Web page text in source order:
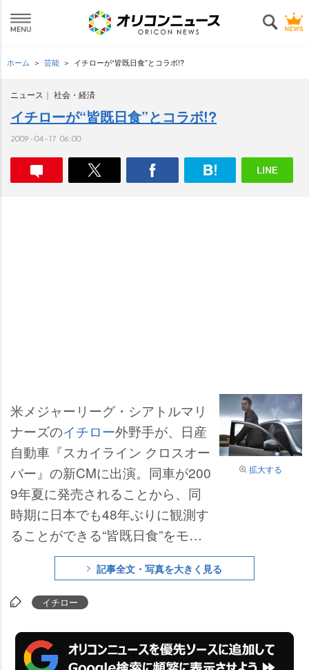
ホーム 芸能 イチローが“皆既日食”とコラボ!?
ニュース 社会・経済
イチローが“皆既日食”とコラボ!?
2009-04-17 06:00
拡大する
米メジャーリーグ・シアトルマリ
ナーズのイチロー外野手が、日産
自動車『スカイライン クロスオー
バー』の新CMに出演。同車が200
9年夏に発売されることから、同
時期に日本でも48年ぶりに観測す
ることができる“皆既日食”をモチ
ーフとしたCMとなっており、そ
の“輝き”を競い合うかのようなコ
ラボレーションが見どころだ。
記事全文・写真を大きく見る
イチロー